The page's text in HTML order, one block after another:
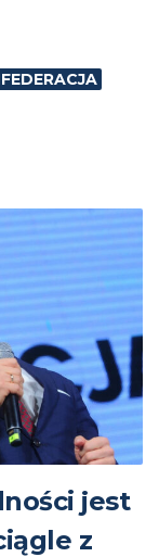
jest
z